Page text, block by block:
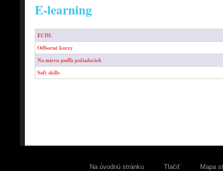
E-learning
ECDL
Odborné kurzy
Na mieru podľa požiadaviek
Soft skills
Na úvodnú stránku Tlačiť Mapa